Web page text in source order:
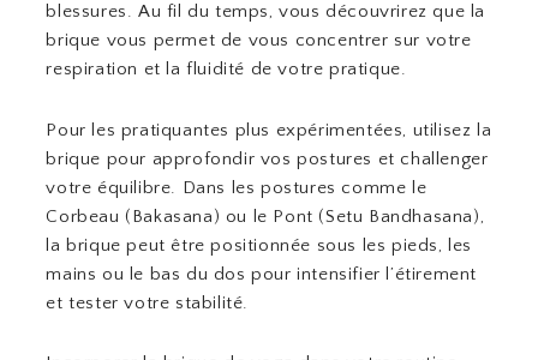
blessures. Au fil du temps, vous découvrirez que la
brique vous permet de vous concentrer sur votre
respiration et la fluidité de votre pratique.
Pour les pratiquantes plus expérimentées, utilisez la
brique pour approfondir vos postures et challenger
votre équilibre. Dans les postures comme le
Corbeau (Bakasana) ou le Pont (Setu Bandhasana),
la brique peut être positionnée sous les pieds, les
mains ou le bas du dos pour intensifier l’étirement
et tester votre stabilité.